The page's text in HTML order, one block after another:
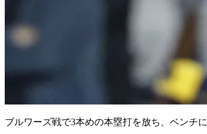
ブルワーズ戦で3本めの本塁打を放ち、ベンチ